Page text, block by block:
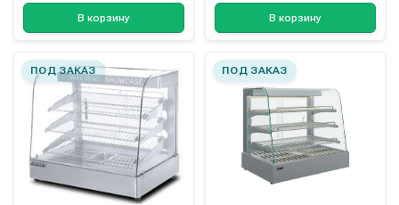
В корзину В корзину
ПОД ЗАКАЗ ПОД ЗАКАЗ